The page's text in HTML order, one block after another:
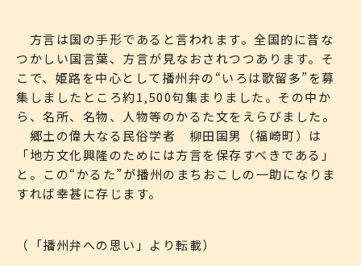
方言は国の手形であると言われます。全国的に昔な
つかしい国言葉、方言が見なおされつつあります。そ
こで、姫路を中心として播州弁の“いろは歌留多”を募
集しましたところ約1,500句集まりました。その中か
ら、名所、名物、人物等のかるた文をえらびました。
郷土の偉大なる民俗学者 柳田国男（福崎町）は
「地方文化興隆のためには方言を保存すべきである」
と。この“かるた”が播州のまちおこしの一助になりま
すれば幸甚に存じます。
（「播州弁への思い」より転載）